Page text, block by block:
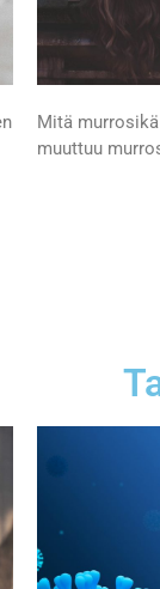
Mitä
muuttuu